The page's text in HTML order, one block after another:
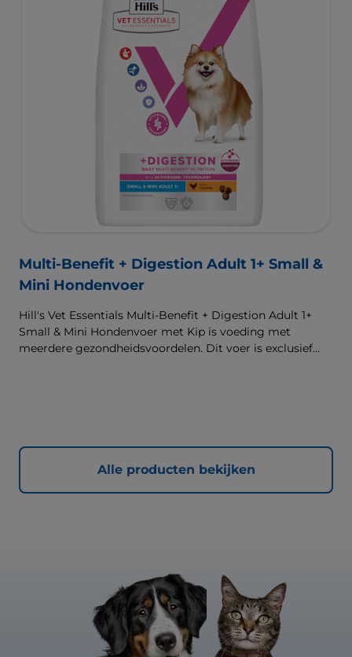
Multi-Benefit + Digestion Adult 1+ Small &
Mini Hondenvoer
Hill's Vet Essentials Multi-Benefit + Digestion Adult 1+
Small & Mini Hondenvoer met Kip is voeding met
meerdere gezondheidsvoordelen. Dit voer is exclusief
beste ondersteuning voor nu en de toekomst.
Alle producten bekijken